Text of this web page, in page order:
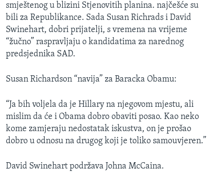
Jezici
smještenog u blizini Stjenovitih planina. najčešće su
bili za Republikance. Sada Susan Richrads i David
Swinehart, dobri prijatelji, s vremena na vrijeme
“žučno” raspravljaju o kandidatima za narednog
predsjednika SAD.
Susan Richardson “navija” za Baracka Obamu:
“Ja bih voljela da je Hillary na njegovom mjestu, ali
mislim da će i Obama dobro obaviti posao. Kao neko
kome zamjeraju nedostatak iskustva, on je prošao
dobro u odnosu na drugog koji je toliko samouvjeren.”
David Swinehart podržava Johna McCaina.